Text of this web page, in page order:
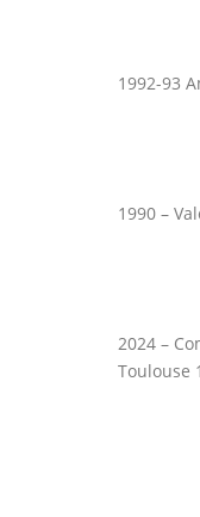
1992-93
1990 –
2024 –
Toulouse